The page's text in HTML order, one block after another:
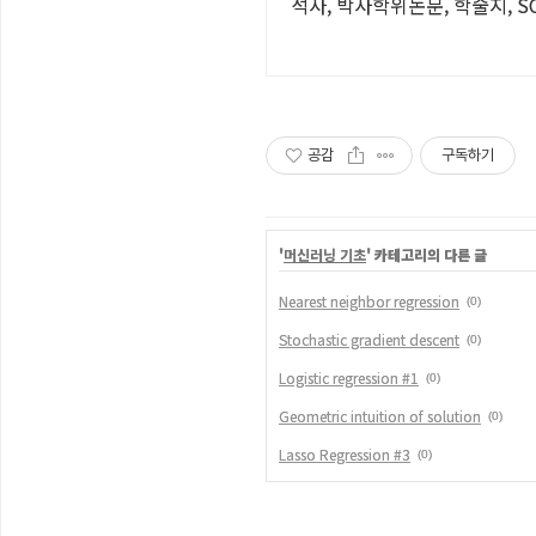
공감 구독하기
'머신러닝 기초' 카테고리의 다른 글
Nearest neighbor regression (0)
Stochastic gradient descent (0)
Logistic regression #1 (0)
Geometric intuition of solution (0)
Lasso Regression #3 (0)